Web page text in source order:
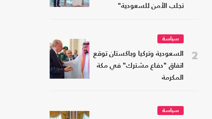
تجلب الأمن للسعودية"
2
سياسة
السعودية وتركيا وباكستان توقع
اتفاق "دفاع مشترك" في مكة
المكرمة
سياسة